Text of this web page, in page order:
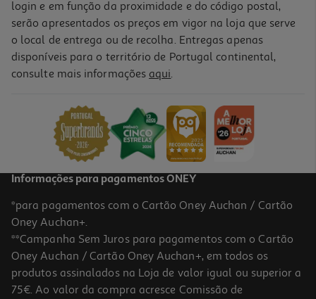
Varinha Mágica Bosch Msm2610b Clevermixx (600 W - Preto)
36,99 €
login e em função da proximidade e do código postal,
serão apresentados os preços em vigor na loja que serve
o local de entrega ou de recolha. Entregas apenas
disponíveis para o território de Portugal continental,
consulte mais informações aqui.
Informações para pagamentos ONEY
*para pagamentos com o Cartão Oney Auchan / Cartão
Oney Auchan+.
**Campanha Sem Juros para pagamentos com o Cartão
Oney Auchan / Cartão Oney Auchan+, em todos os
produtos assinalados na Loja de valor igual ou superior a
75€. Ao valor da compra acresce Comissão de